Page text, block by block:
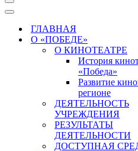
Меню
навигации
Меню
навигацииГЛАВНАЯ
О «ПОБЕДЕ»
О КИНОТЕАТРЕ
История
«Победа»
Развитие
регионе
ДЕЯТЕЛЬНОСТЬ
УЧРЕЖДЕНИЯ
РЕЗУЛЬТАТЫ
ДЕЯТЕЛЬНОСТИ
ДОСТУПНАЯ